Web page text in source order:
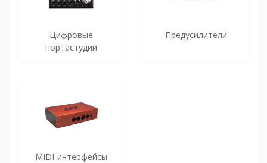
Цифровые
портастудии
Предусилители
MIDI-интерфейсы